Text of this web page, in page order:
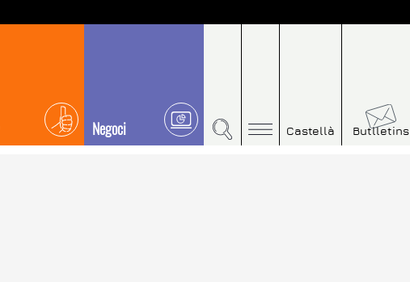
Negoci Castellà Butlletins